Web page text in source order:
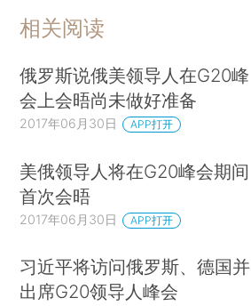
相关阅读
俄罗斯说俄美领导人在G20峰
会上会晤尚未做好准备
2017年06月30日 APP打开
美俄领导人将在G20峰会期间
首次会晤
2017年06月30日 APP打开
习近平将访问俄罗斯、德国并
出席G20领导人峰会